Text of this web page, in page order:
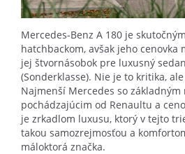
Mercedes-Benz A 180 je
hatchbackom, avšak jeho cenovka
jej štvornásobok pre luxusný
(Sonderklasse). Nie je to kritika,
Najmenší Mercedes so základným
pochádzajúcim od Renaultu a
je zrkadlom luxusu, ktorý v tejto
takou samozrejmosťou a
máloktorá značka.